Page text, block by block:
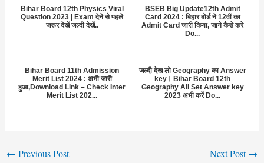
Bihar Board 12th Physics Viral
Question 2023 | Exam देने से पहले
जरूर देखें जल्दी देखें..
BSEB Big Update12th Admit
Card 2024 : बिहार बोर्ड ने 12वीं का
Admit Card जारी किया, जाने कैसे करे
Do...
Bihar Board 11th Admission
Merit List 2024 : अभी जारी
हुआ,Download Link – Check Inter
Merit List 202...
जल्दी देख लो Geography का Answer
key। Bihar Board 12th
Geography All Set Answer key
2023 अभी करें Do...
← Previous Post Next Post→